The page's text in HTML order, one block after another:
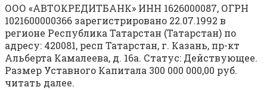
ООО «АВТОКРЕДИТБАНК» ИНН 1626000087, ОГРН
1021600000366 зарегистрировано 22.07.1992 в
регионе Республика Татарстан (Татарстан) по
адресу: 420081, респ Татарстан, г. Казань, пр-кт
Альберта Камалеева, д. 16а. Статус: Действующее.
Размер Уставного Капитала 300 000 000,00 руб.
читать далее.